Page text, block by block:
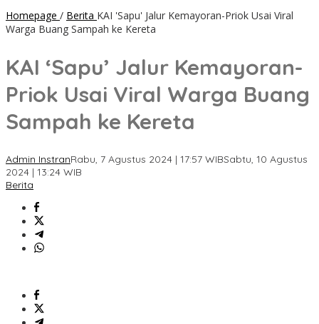
Homepage / Berita KAI 'Sapu' Jalur Kemayoran-Priok Usai Viral
Warga Buang Sampah ke Kereta
KAI ‘Sapu’ Jalur Kemayoran-
Priok Usai Viral Warga Buang
Sampah ke Kereta
Admin InstranRabu, 7 Agustus 2024 | 17:57 WIBSabtu, 10 Agustus
2024 | 13:24 WIB
Berita